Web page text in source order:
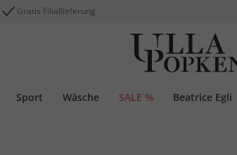
Gratis Filiallieferung
Sport Wäsche SALE % Beatrice Egli